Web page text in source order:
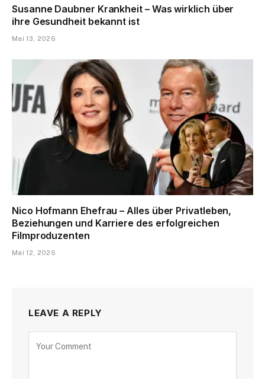
Susanne Daubner Krankheit – Was wirklich über
ihre Gesundheit bekannt ist
Mai 13, 2026
Nico Hofmann Ehefrau – Alles über Privatleben,
Beziehungen und Karriere des erfolgreichen
Filmproduzenten
Mai 12, 2026
LEAVE A REPLY